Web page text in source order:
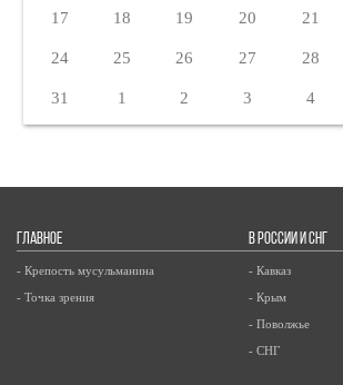
17 18 19 20 21
24 25 26 27 28
31 1 2 3 4
ГЛАВНОЕ
- Крепость мусульманина
- Точка зрения
В РОССИИ И СНГ
- Кавказ
- Крым
- Поволжье
- СНГ